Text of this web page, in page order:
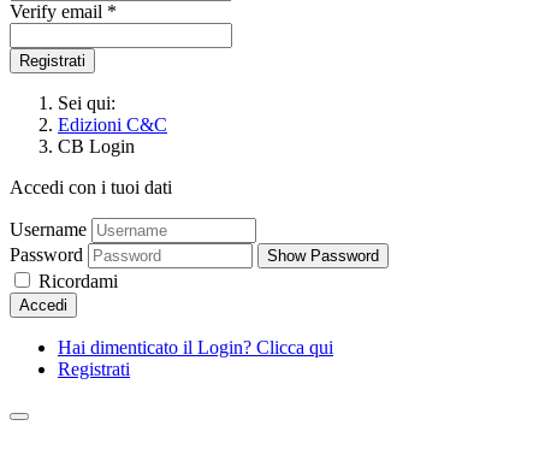
Verify email *
Registrati
Sei qui:
Edizioni C&C
CB Login
Accedi con i tuoi dati
Username
Password
Show Password
Ricordami
Accedi
Hai dimenticato il Login? Clicca qui
Registrati